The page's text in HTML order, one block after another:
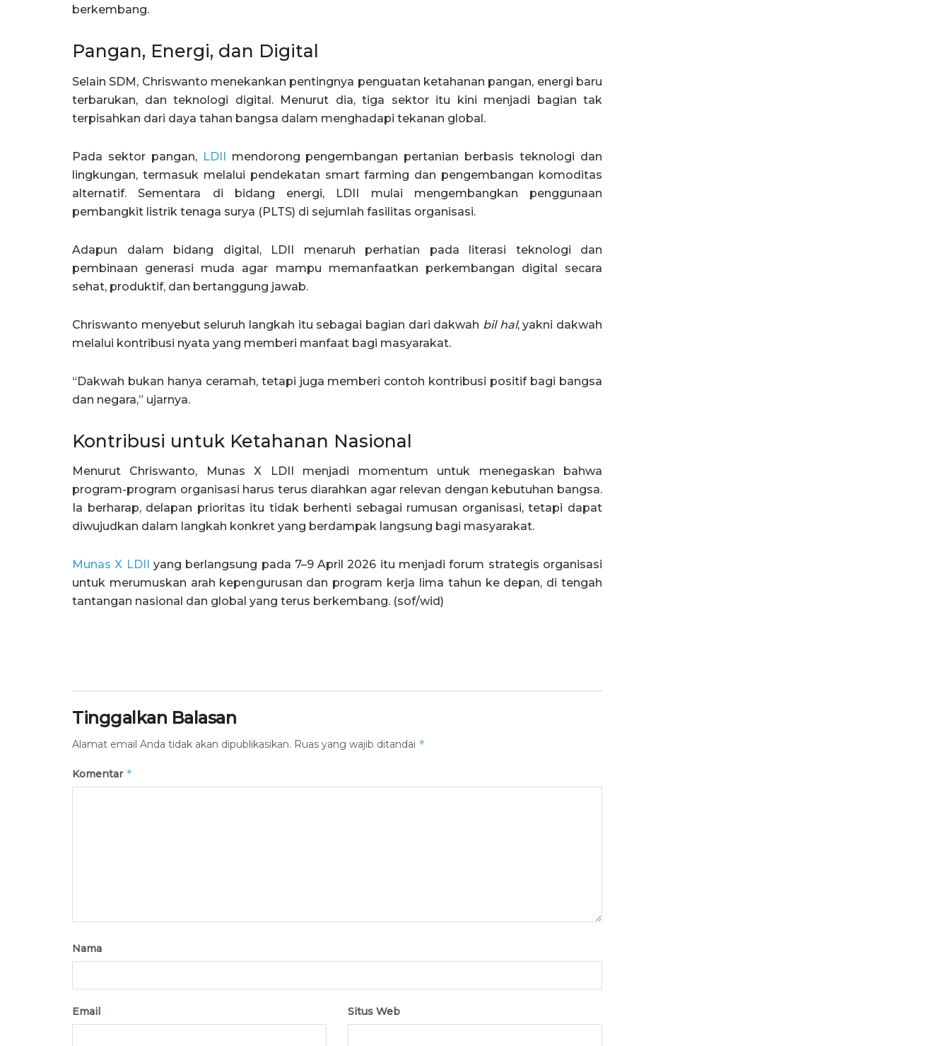
berkembang.
Pangan, Energi, dan Digital
Selain SDM, Chriswanto menekankan pentingnya penguatan ketahanan pangan, energi baru
terbarukan, dan teknologi digital. Menurut dia, tiga sektor itu kini menjadi bagian tak
terpisahkan dari daya tahan bangsa dalam menghadapi tekanan global.
Pada sektor pangan, LDII mendorong pengembangan pertanian berbasis teknologi dan
lingkungan, termasuk melalui pendekatan smart farming dan pengembangan komoditas
alternatif. Sementara di bidang energi, LDII mulai mengembangkan penggunaan
pembangkit listrik tenaga surya (PLTS) di sejumlah fasilitas organisasi.
Adapun dalam bidang digital, LDII menaruh perhatian pada literasi teknologi dan
pembinaan generasi muda agar mampu memanfaatkan perkembangan digital secara
sehat, produktif, dan bertanggung jawab.
Chriswanto menyebut seluruh langkah itu sebagai bagian dari dakwah bil hal, yakni dakwah
melalui kontribusi nyata yang memberi manfaat bagi masyarakat.
“Dakwah bukan hanya ceramah, tetapi juga memberi contoh kontribusi positif bagi bangsa
dan negara,” ujarnya.
Kontribusi untuk Ketahanan Nasional
Menurut Chriswanto, Munas X LDII menjadi momentum untuk menegaskan bahwa
program-program organisasi harus terus diarahkan agar relevan dengan kebutuhan bangsa.
Ia berharap, delapan prioritas itu tidak berhenti sebagai rumusan organisasi, tetapi dapat
diwujudkan dalam langkah konkret yang berdampak langsung bagi masyarakat.
Munas X LDII
yang berlangsung pada 7–9 April 2026 itu menjadi forum strategis organisasi
untuk merumuskan arah kepengurusan dan program kerja lima tahun ke depan, di tengah
tantangan nasional dan global yang terus berkembang. (sof/wid)
Tinggalkan Balasan
Alamat email Anda tidak akan dipublikasikan. Ruas yang wajib ditandai *
Komentar *
Nama
Email Situs Web